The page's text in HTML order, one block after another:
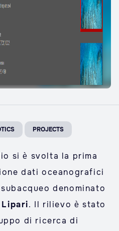
PROJECTS
si è svolta la prima
dati oceanografici
denominato
. Il rilievo è stato
di ricerca di